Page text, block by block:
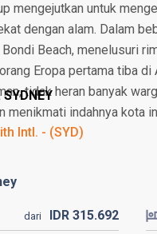
mengejutkan untuk
dengan alam. Dalam
Beach, menelusuri
Eropa pertama tiba
tidak heran banyak
menikmati indahnya kota
Intl. - (SYD)
dari IDR 315.692